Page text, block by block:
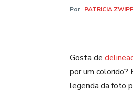
Por PATRICIA
Gosta de
por um colorido?
legenda da foto